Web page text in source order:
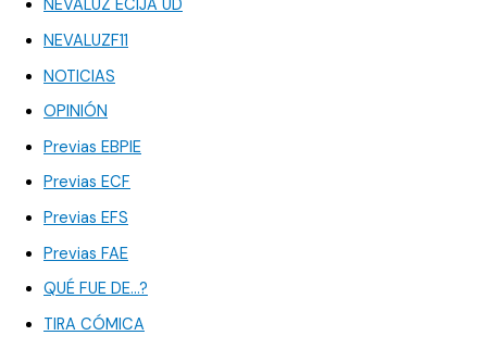
NEVALUZ ÉCIJA UD
NEVALUZF11
NOTICIAS
OPINIÓN
Previas EBPIE
Previas ECF
Previas EFS
Previas FAE
QUÉ FUE DE…?
TIRA CÓMICA